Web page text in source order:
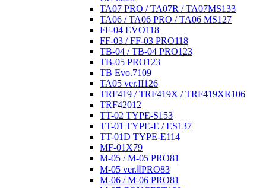
TA07 PRO / TA07R / TA07MS133
TA06 / TA06 PRO / TA06 MS127
FF-04 EVO118
FF-03 / FF-03 PRO118
TB-04 / TB-04 PRO123
TB-05 PRO123
TB Evo.7109
TA05 ver.II126
TRF419 / TRF419X / TRF419XR106
TRF42012
TT-02 TYPE-S153
TT-01 TYPE-E / ES137
TT-01D TYPE-E114
MF-01X79
M-05 / M-05 PRO81
M-05 ver.ⅡPRO83
M-06 / M-06 PRO81